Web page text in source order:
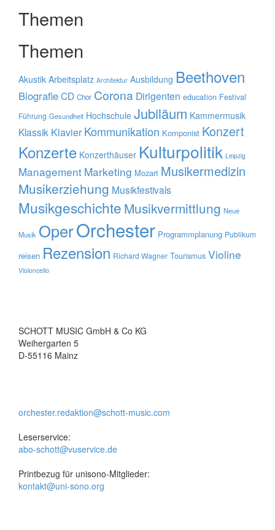
Themen
Themen
Akustik Arbeitsplatz Architektur Ausbildung Beethoven
BiografieCD Chor Corona Dirigenten education Festival
Führung Gesundheit Hochschule Jubiläum Kammermusik
Klassik Klavier Kommunikation Komponist Konzert
Konzerte Konzerthäuser Kulturpolitik Leipzig
Management Marketing Mozart Musikermedizin
Musikerziehung Musikfestivals
Musikgeschichte Musikvermittlung Neue
Musik OperOrchester Programmplanung Publikum
reisen Rezension Richard Wagner Tourismus Violine
Violoncello
SCHOTT MUSIC GmbH & Co KG
Weihergarten 5
D-55116 Mainz
orchester.redaktion@schott-music.com
Leserservice:
abo-schott@vuservice.de
Printbezug für unisono-Mitglieder:
kontakt@uni-sono.org